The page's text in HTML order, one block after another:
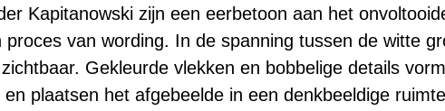
Kapitanowski zijn een eerbetoon aan het
proces van wording. In de spanning tussen de witte
Gekleurde vlekken en bobbelige details
plaatsen het afgebeelde in een denkbeeldige